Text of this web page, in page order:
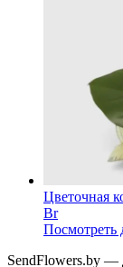
Цветочная
Br
Посмотреть
SendFlowers.by —